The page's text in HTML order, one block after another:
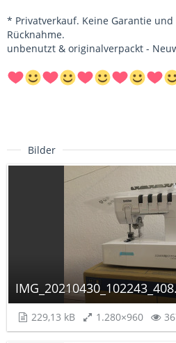
* Privatverkauf. Keine Garantie
Rücknahme.
unbenutzt & originalverpackt -
Bilder
229,13 kB 1.280×960